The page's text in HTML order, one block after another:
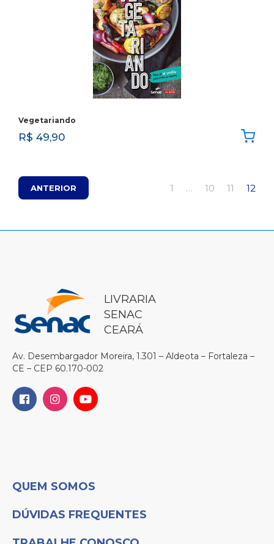
Vegetariando
R$ 49,90
ANTERIOR 1 … 10 11 12
LIVRARIA
SENAC
CEARÁ
Av. Desembargador Moreira, 1.301 – Aldeota – Fortaleza –
CE – CEP 60.170-002
QUEM SOMOS
DÚVIDAS FREQUENTES